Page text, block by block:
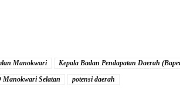
Manokwari
Kepala Badan Pendapatan Daerah
Manokwari Selatan potensi daerah